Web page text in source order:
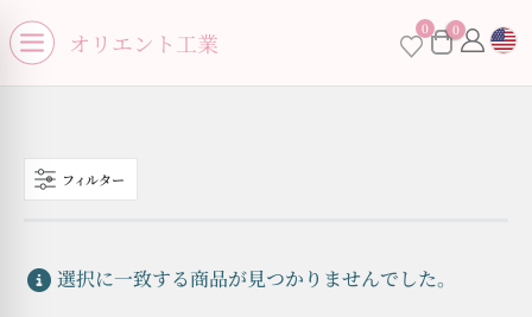
Open menu
オリエント工業 0 0×
menu
フィルター
選択に一致する商品が見つかりませんでした。